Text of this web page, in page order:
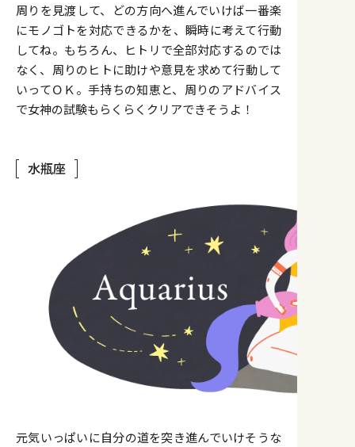
周りを見渡して、どの方向へ進んでいけば一番楽
にモノゴトを対応できるかを、瞬時に考えて行動
してね。もちろん、ヒトリで全部対応するのでは
なく、周りのヒトに助けや意見を求めて行動して
いってＯＫ。手持ちの知恵と、周りのアドバイス
で女神の試験もらくらくクリアできそうよ！
水瓶座
元気いっぱいに自分の道を突き進んでいけそうな